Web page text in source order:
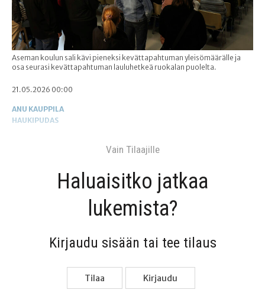
Aseman koulun sali kävi pieneksi kevättapahtuman yleisömäärälle ja
osa seurasi kevättapahtuman lauluhetkeä ruokalan puolelta.
21.05.2026 00:00
ANU KAUPPILA
HAUKIPUDAS
Vain Tilaa­jil­le
Haluai­sit­ko jat­kaa
lukemista?
Kir­jau­du sisään tai tee tilaus
Tilaa Kir­jau­du